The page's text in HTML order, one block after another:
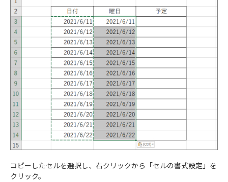
コピーしたセルを選択し、右クリックから「セルの書式設定」を
クリック。